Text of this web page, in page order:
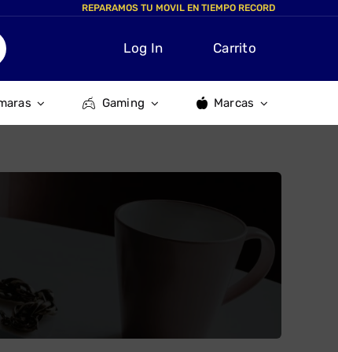
REPARAMOS TU MOVIL EN TIEMPO RECORD
Log In Carrito
Gaming Marcas